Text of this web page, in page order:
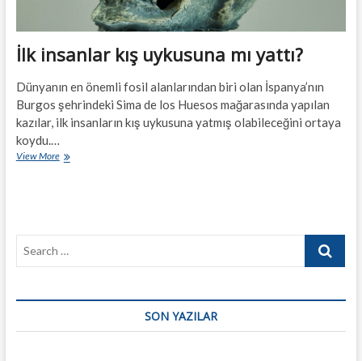
İlk insanlar kış uykusuna mı yattı?
Dünyanın en önemli fosil alanlarından biri olan İspanya’nın
Burgos şehrindeki Sima de los Huesos mağarasında yapılan
kazılar, ilk insanların kış uykusuna yatmış olabileceğini ortaya
koydu.…
View Moreİlk
Search
SON YAZILAR